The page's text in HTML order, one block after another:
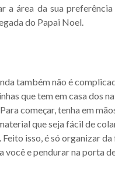
a área da sua
do Papai Noel.
também não é
que tem em casa dos
começar, tenha em
que seja fácil de
isso, é só organizar
você e pendurar na porta